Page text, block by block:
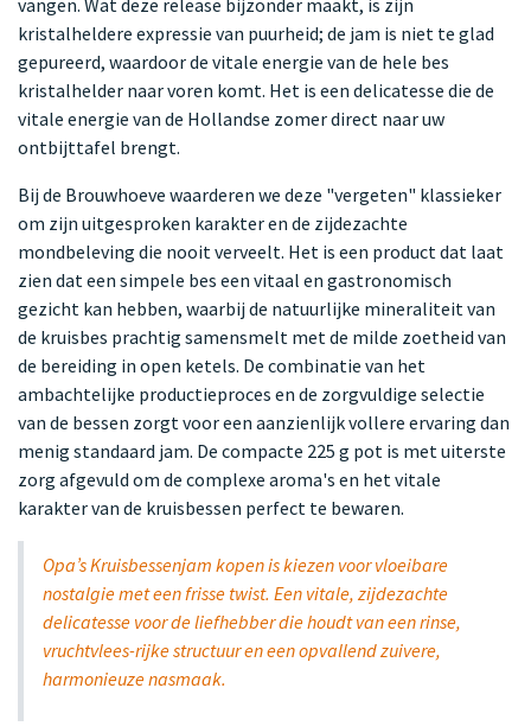
vangen. Wat deze release bijzonder maakt, is zijn
kristalheldere expressie van puurheid; de jam is niet te glad
gepureerd, waardoor de vitale energie van de hele bes
kristalhelder naar voren komt. Het is een delicatesse die de
vitale energie van de Hollandse zomer direct naar uw
ontbijttafel brengt.
Bij de Brouwhoeve waarderen we deze "vergeten" klassieker
om zijn uitgesproken karakter en de zijdezachte
mondbeleving die nooit verveelt. Het is een product dat laat
zien dat een simpele bes een vitaal en gastronomisch
gezicht kan hebben, waarbij de natuurlijke mineraliteit van
de kruisbes prachtig samensmelt met de milde zoetheid van
de bereiding in open ketels. De combinatie van het
ambachtelijke productieproces en de zorgvuldige selectie
van de bessen zorgt voor een aanzienlijk vollere ervaring dan
menig standaard jam. De compacte 225 g pot is met uiterste
zorg afgevuld om de complexe aroma's en het vitale
karakter van de kruisbessen perfect te bewaren.
Opa’s Kruisbessenjam kopen is kiezen voor vloeibare
nostalgie met een frisse twist. Een vitale, zijdezachte
delicatesse voor de liefhebber die houdt van een rinse,
vruchtvlees-rijke structuur en een opvallend zuivere,
harmonieuze nasmaak.